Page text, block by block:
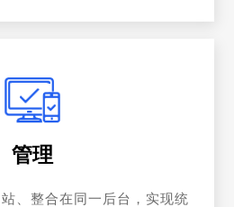
管理
、整合在同一后台，实现统